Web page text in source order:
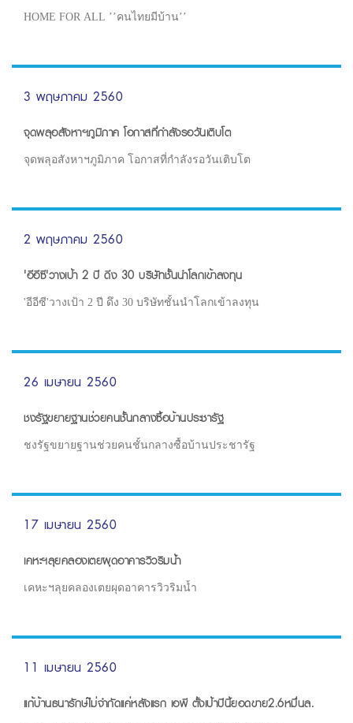
HOME FOR ALL ’’คนไทยมีบ้าน’’
3 พฤษภาคม 2560
จุดพลุอสังหาฯภูมิภาค โอกาสที่กำลังรอวันเติบโต
จุดพลุอสังหาฯภูมิภาค โอกาสที่กำลังรอวันเติบโต
2 พฤษภาคม 2560
'อีอีซี'วางเป้า 2 ปี ดึง 30 บริษัทชั้นนำโลกเข้าลงทุน
'อีอีซี'วางเป้า 2 ปี ดึง 30 บริษัทชั้นนำโลกเข้าลงทุน
26 เมษายน 2560
ชงรัฐขยายฐานช่วยคนชั้นกลางซื้อบ้านประชารัฐ
ชงรัฐขยายฐานช่วยคนชั้นกลางซื้อบ้านประชารัฐ
17 เมษายน 2560
เคหะฯลุยคลองเตยผุดอาคารวิวริมน้ำ
เคหะฯลุยคลองเตยผุดอาคารวิวริมน้ำ
11 เมษายน 2560
แก้บ้านธนารักษ์ไม่จำกัดแค่หลังแรก เอพี ตั้งเป้าปีนี้ยอดขาย2.6หมื่นล.